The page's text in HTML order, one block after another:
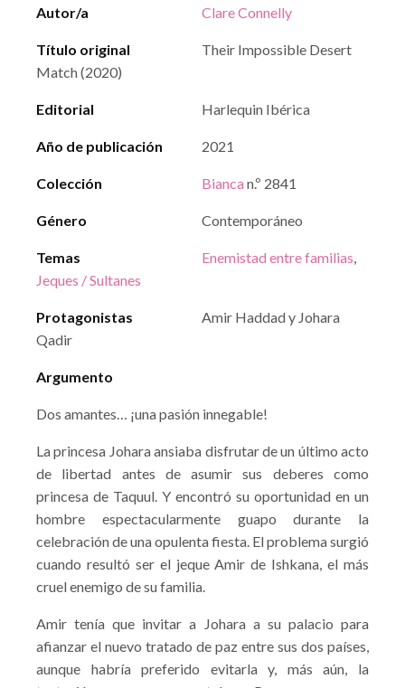
Autor/a Clare Connelly
Título original
Their Impossible Desert
Match (2020)
Editorial Harlequin Ibérica
Año de publicación 2021
Colección Bianca n.º 2841
Género Contemporáneo
Temas Enemistad entre familias,
Jeques / Sultanes
Protagonistas
Amir Haddad y Johara
Qadir
Argumento
Dos amantes… ¡una pasión innegable!
La princesa Johara ansiaba disfrutar de un último acto
de libertad antes de asumir sus deberes como
princesa de Taquul. Y encontró su oportunidad en un
hombre espectacularmente guapo durante la
celebración de una opulenta fiesta. El problema surgió
cuando resultó ser el jeque Amir de Ishkana, el más
cruel enemigo de su familia.
Amir tenía que invitar a Johara a su palacio para
afianzar el nuevo tratado de paz entre sus dos países,
aunque habría preferido evitarla y, más aún, la